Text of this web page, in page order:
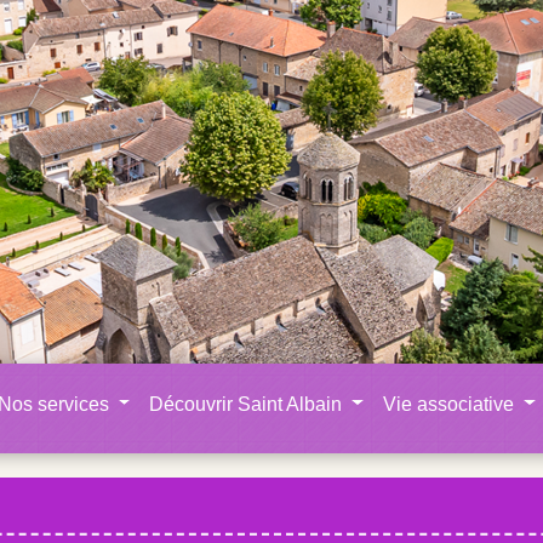
Nos services Découvrir Saint Albain Vie associative